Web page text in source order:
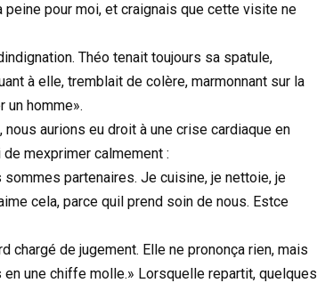
pour moi, et craignais que cette visite ne
Théo tenait toujours sa spatule,
à elle, tremblait de colère, marmonnant sur la
un homme».
aurions eu droit à une crise cardiaque en
mexprimer calmement :
partenaires. Je cuisine, je nettoie, je
cela, parce quil prend soin de nous. Estce
chargé de jugement. Elle ne prononça rien, mais
une chiffe molle.» Lorsquelle repartit, quelques